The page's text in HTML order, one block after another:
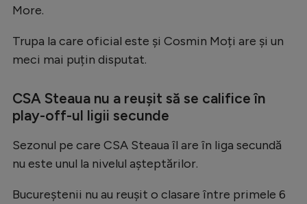
More.
Trupa la care oficial este și Cosmin Moți are și un
meci mai puțin disputat.
CSA Steaua nu a reușit să se califice în
play-off-ul ligii secunde
Sezonul pe care CSA Steaua îl are în liga secundă
nu este unul la nivelul așteptărilor.
Bucureștenii nu au reușit o clasare între primele 6